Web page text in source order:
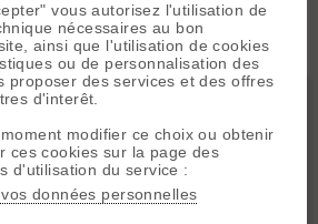
Vanoise
vous autorisez l'utilisation de
nécessaires au bon
ainsi que l'utilisation de cookies
ou de personnalisation des
proposer des services et des offres
d'interêt.
modifier ce choix ou obtenir
ces cookies sur la page des
d'utilisation du service :
données personnelles